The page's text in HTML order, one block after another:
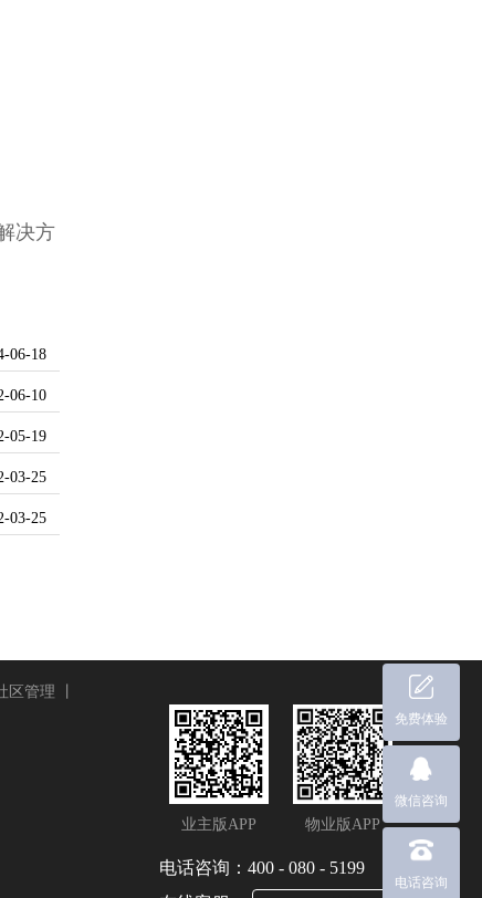
免费体验
微信咨询
电话咨询
决方
06-18
06-10
05-19
03-25
03-25
区管理
业主版APP 物业版APP
电话咨询：400 - 080 - 5199